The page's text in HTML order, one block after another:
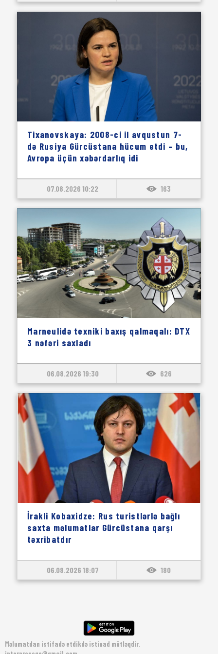
Tixanovskaya: 2008-ci il avqustun 7-
də Rusiya Gürcüstana hücum etdi – bu,
Avropa üçün xəbərdarlıq idi
07.08.2026 10:22 163
Marneulidə texniki baxış qalmaqalı: DTX
3 nəfəri saxladı
06.08.2026 19:30 626
İrakli Kobaxidze: Rus turistlərlə bağlı
saxta məlumatlar Gürcüstana qarşı
təxribatdır
06.08.2026 18:07 180
Məlumatdan istifadə etdikdə istinad mütləqdir.